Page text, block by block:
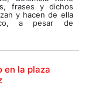
frases y dichos
y hacen de ella
a pesar de
en la plaza